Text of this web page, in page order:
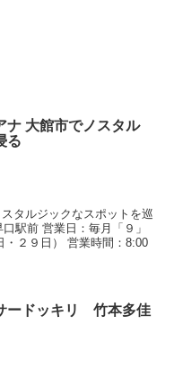
ナ 大館市でノスタル
る
タルジックなスポットを巡
駅前 営業日：毎月「９」
９日） 営業時間：8:00
ードッキリ 竹本多佳